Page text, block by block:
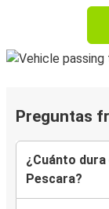
Preguntas
¿Cuánto
Pescara?